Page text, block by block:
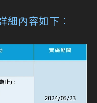
細內容如下：